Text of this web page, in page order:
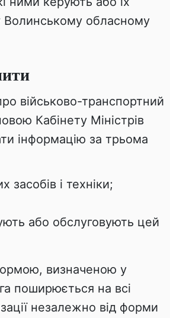
Волинському обласному
військово-транспортний
Кабінету Міністрів
інформацію за трьома
засобів і техніки;
або обслуговують цей
визначеною у
поширюється на всі
незалежно від форми